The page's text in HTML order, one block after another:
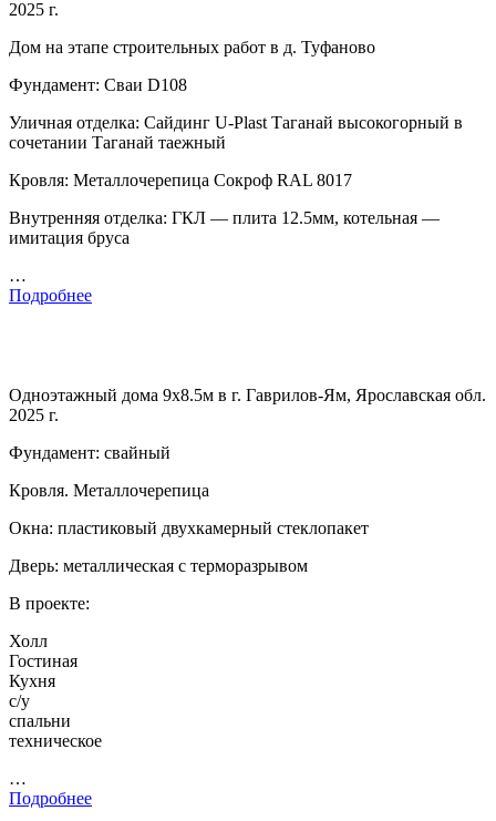
2025 г.
Дом на этапе строительных работ в д. Туфаново
Фундамент: Сваи D108
Уличная отделка: Сайдинг U-Plast Таганай высокогорный в
сочетании Таганай таежный
Кровля: Металлочерепица Сокроф RAL 8017
Внутренняя отделка: ГКЛ — плита 12.5мм, котельная —
имитация бруса
…
Подробнее
Одноэтажный дома 9х8.5м в г. Гаврилов-Ям, Ярославская обл.
2025 г.
Фундамент: свайный
Кровля. Металлочерепица
Окна: пластиковый двухкамерный стеклопакет
Дверь: металлическая с терморазрывом
В проекте:
Холл
Гостиная
Кухня
с/у
спальни
техническое
…
Подробнее